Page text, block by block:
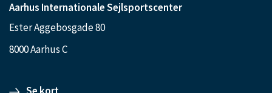
Aarhus Internationale Sejlsportscenter
Ester Aggebosgade 80
8000 Aarhus C